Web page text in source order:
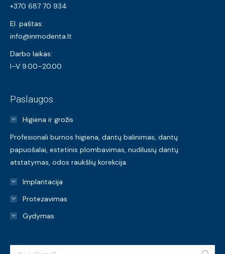
+370 687 70 934
El. paštas:
info@inmodenta.lt
Darbo laikas:
I–V 9.00–20.00
Paslaugos
Higiena ir grožis
Profesionali burnos higiena, dantų balinimas, dantų
papuošalai, estetinis plombavimas, nudilusių dantų
atstatymas, odos raukšlių korekcija.
Implantacija
Protezavimas
Gydymas
Search: